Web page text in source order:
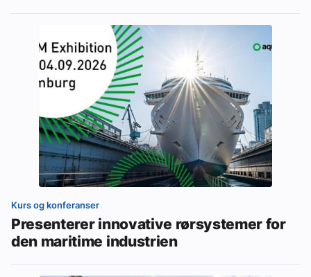
Kurs og konferanser
Presenterer innovative rørsystemer for
den maritime industrien